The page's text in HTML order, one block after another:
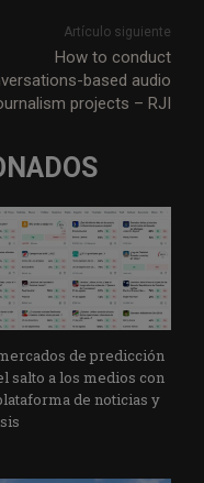
Artículo siguiente
How to conduct
based audio
projects – RJI
de predicción
salto a los medios con
de noticias y